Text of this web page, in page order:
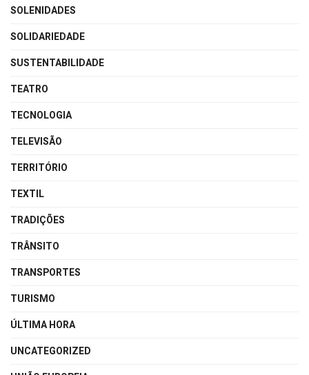
SOLENIDADES
SOLIDARIEDADE
SUSTENTABILIDADE
TEATRO
TECNOLOGIA
TELEVISÃO
TERRITÓRIO
TEXTIL
TRADIÇÕES
TRÂNSITO
TRANSPORTES
TURISMO
ÚLTIMA HORA
UNCATEGORIZED